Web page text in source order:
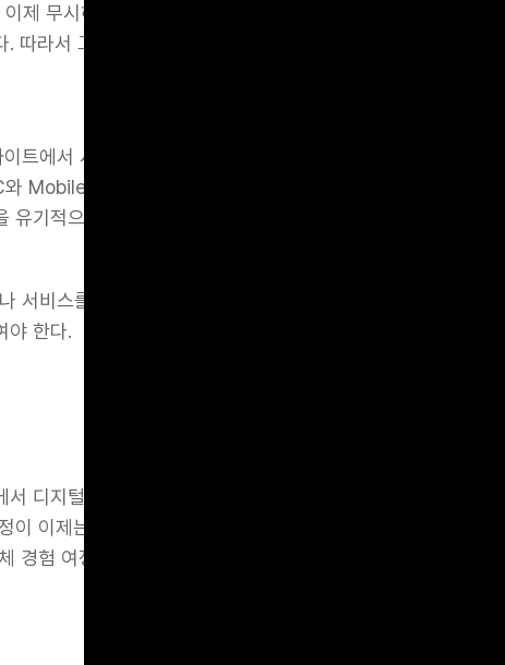
제 무시하지 못하는 영역으로 들어왔다. 이제 대부분의 고객
. 따라서 고객 입장에서의 단어나 문장의 사용은 고객 경험의 만
트에서 시작해 웹사이트로 끝나는 경우는 이제 없다. 오프라인
Mobile의 구분은 이제 의미가 없어졌다. 따라서 전체 여정 경
유기적으로 구성하여야 한다.
서비스를 구매하기 위해 고객은 꽤 오래 고민할 수 있다. 이런
야 한다.
서 디지털 서비스/제품을 어떻게 구성할 수 있는가에 대해 알아
이 이제는 복잡하고 혼란스러울 정도로 다채롭게 다양한 접점
경험 여정을 구성하고 이를 어떻게 관리할 것인가에 집중하여